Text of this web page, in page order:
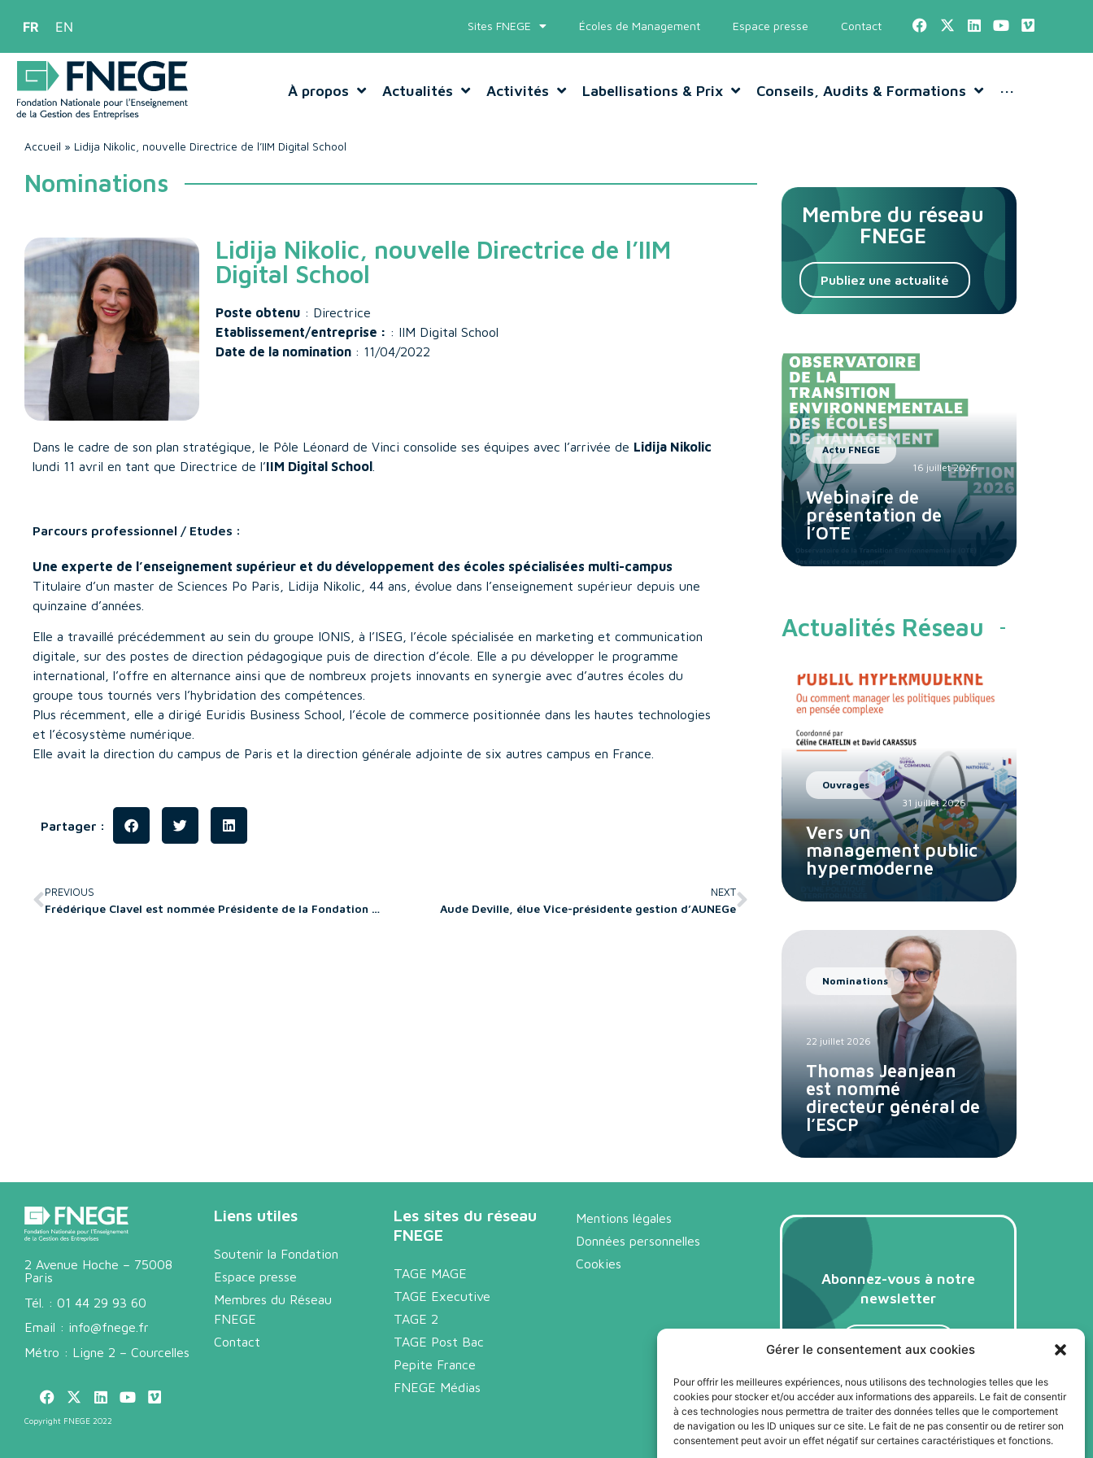
Gérer le consentement aux cookies
Pour offrir les meilleures expériences, nous utilisons des technologies telles que les
cookies pour stocker et/ou accéder aux informations des appareils. Le fait de consentir
à ces technologies nous permettra de traiter des données telles que le comportement
de navigation ou les ID uniques sur ce site. Le fait de ne pas consentir ou de retirer son
consentement peut avoir un effet négatif sur certaines caractéristiques et fonctions.
FR EN Sites FNEGE Écoles de Management Espace presse Contact
À propos Actualités Activités Labellisations & Prix Conseils, Audits & Formations ···
Accueil » Lidija Nikolic, nouvelle Directrice de l’IIM Digital School
Nominations
Lidija Nikolic, nouvelle Directrice de l’IIM
Digital School
Poste obtenu : Directrice
Etablissement/entreprise : : IIM Digital School
Date de la nomination : 11/04/2022
Dans le cadre de son plan stratégique, le Pôle Léonard de Vinci consolide ses équipes avec l’arrivée de Lidija Nikolic
lundi 11 avril en tant que Directrice de l’IIM Digital School
Parcours professionnel / Etudes :
Une experte de l’enseignement supérieur et du développement des écoles spécialisées multi-campus
Titulaire d’un master de Sciences Po Paris, Lidija Nikolic, 44 ans, évolue dans l’enseignement supérieur depuis une
quinzaine d’années.
Elle a travaillé précédemment au sein du groupe IONIS, à l’ISEG, l’école spécialisée en marketing et communication
digitale, sur des postes de direction pédagogique puis de direction d’école. Elle a pu développer le programme
international, l’offre en alternance ainsi que de nombreux projets innovants en synergie avec d’autres écoles du
groupe tous tournés vers l’hybridation des compétences.
Plus récemment, elle a dirigé Euridis Business School, l’école de commerce positionnée dans les hautes technologies
et l’écosystème numérique.
Elle avait la direction du campus de Paris et la direction générale adjointe de six autres campus en France.
Partager :
PREVIOUS
Frédérique Clavel est nommée Présidente de la Fondation EM Normandie
NEXT
Aude Deville, élue Vice-présidente gestion d’AUNEGe
Membre du réseau
FNEGE
Publiez une actualité
Actu FNEGE
16 juillet 2026
Webinaire de
présentation de
l’OTE
Actualités Réseau
Ouvrages
31 juillet 2026
Vers un
management public
hypermoderne
Nominations
22 juillet 2026
Thomas Jeanjean
est nommé
directeur général de
l’ESCP
2 Avenue Hoche – 75008
Paris
Tél. : 01 44 29 93 60
Email : info@fnege.fr
Métro : Ligne 2 – Courcelles
Copyright FNEGE 2022
Liens utiles
Soutenir la Fondation
Espace presse
Membres du Réseau
FNEGE
Contact
Les sites du réseau
FNEGE
TAGE MAGE
TAGE Executive
TAGE 2
TAGE Post Bac
Pepite France
FNEGE Médias
Mentions légales
Données personnelles
Cookies
Abonnez-vous à notre
newsletter
Je m'abonne